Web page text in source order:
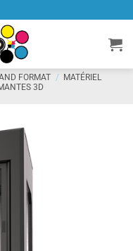
FORMAT / MATÉRIEL
3D